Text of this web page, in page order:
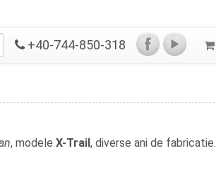
+40-744-850-318
, modele X-Trail, diverse ani de fabricatie.